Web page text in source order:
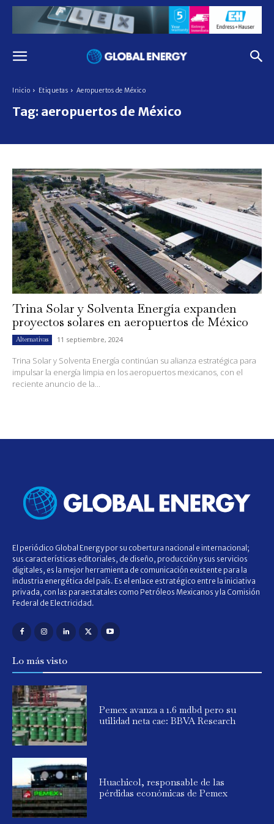
Inicio Etiquetas Aeropuertos de México
Tag: aeropuertos de México
Trina Solar y Solventa Energía expanden
proyectos solares en aeropuertos de México
Alternativas 11 septiembre, 2024
Trina Solar y Solventa Energía continúan su alianza estratégica para
impulsar la energía limpia en los aeropuertos mexicanos, con el
reciente anuncio de la...
El periódico Global Energy por su cobertura nacional e internacional;
sus características editoriales, de diseño, producción y sus servicios
digitales, es la mejor herramienta de comunicación existente para la
industria energética del país. Es el enlace estratégico entre la iniciativa
privada, con las paraestatales como Petróleos Mexicanos y la Comisión
Federal de Electricidad.
Lo más visto
Pemex avanza a 1.6 mdbd pero su
utilidad neta cae: BBVA Research
Huachicol, responsable de las
pérdidas económicas de Pemex